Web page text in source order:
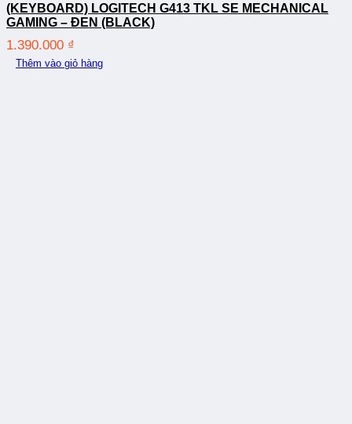
(KEYBOARD) LOGITECH G413 TKL SE MECHANICAL
GAMING – ĐEN (BLACK)
1.390.000 ₫
Thêm vào giỏ hàng